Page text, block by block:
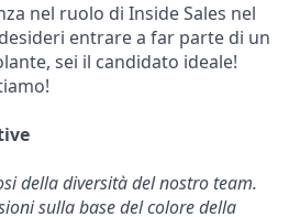
nel ruolo di Inside Sales nel
entrare a far parte di un
sei il candidato ideale!
della diversità del nostro team.
sulla base del colore della